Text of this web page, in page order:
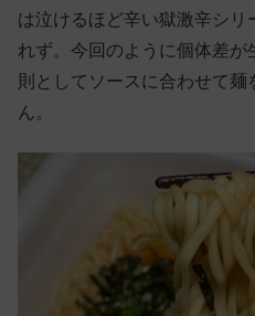
は泣けるほど辛い獄激辛シ
れず。今回のように個体差
則としてソースに合わせて
ん。